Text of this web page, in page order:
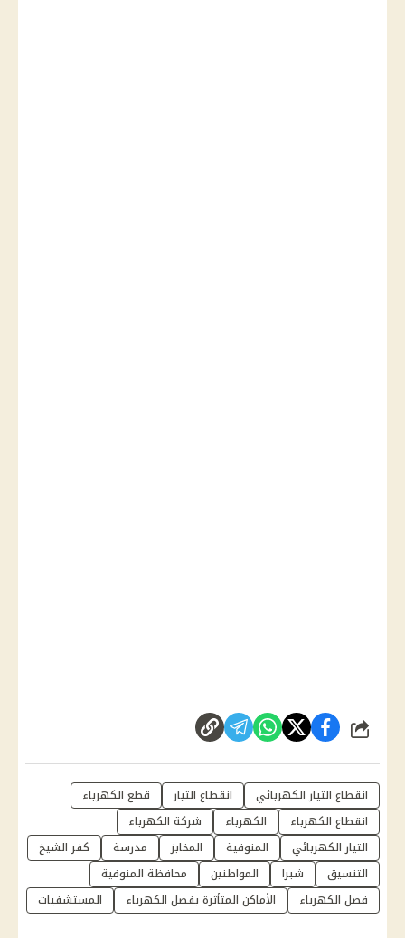
شارك
انقطاع التيار الكهربائي انقطاع التيار
قطع الكهرباء
انقطاع الكهرباء
الكهرباء
شركة الكهرباء
التيار الكهربائي
المنوفية المخابز مدرسة
كفر الشيخ
التنسيق
شبرا المواطنين
محافظة المنوفية
فصل الكهرباء
الأماكن المتأثرة بفصل الكهرباء المستشفيات